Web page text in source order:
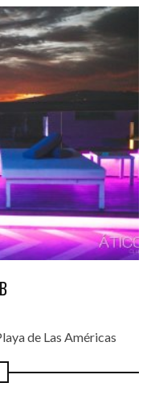
de Las Américas